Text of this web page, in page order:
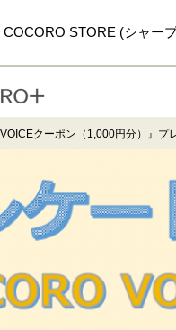
COCORO STORE (シャー
クーポン（1,000円分）』プ